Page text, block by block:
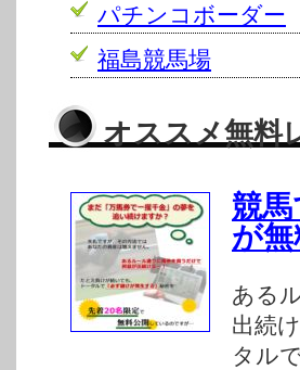
パチンコボーダー
福島競馬場
オススメ無料
競
が無
ある
出続
タル